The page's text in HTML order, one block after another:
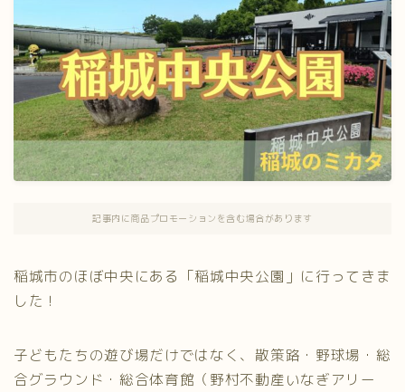
記事内に商品プロモーションを含む場合があります
稲城市のほぼ中央にある「稲城中央公園」に行ってきま
した！
子どもたちの遊び場だけではなく、散策路・野球場・総
合グラウンド・総合体育館（野村不動産いなぎアリー